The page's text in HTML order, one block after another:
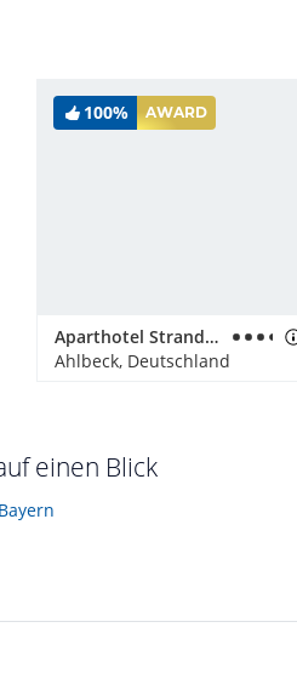
100% AWARD
Aparthotel Strandhus Familie Herrgott
Ahlbeck, Deutschland
einen Blick